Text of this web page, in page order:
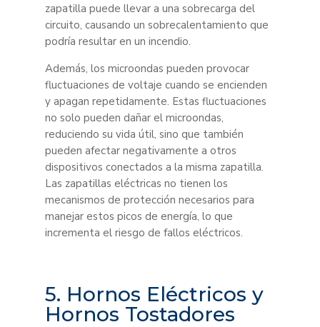
zapatilla puede llevar a una sobrecarga del
circuito, causando un sobrecalentamiento que
podría resultar en un incendio.
Además, los microondas pueden provocar
fluctuaciones de voltaje cuando se encienden
y apagan repetidamente. Estas fluctuaciones
no solo pueden dañar el microondas,
reduciendo su vida útil, sino que también
pueden afectar negativamente a otros
dispositivos conectados a la misma zapatilla.
Las zapatillas eléctricas no tienen los
mecanismos de protección necesarios para
manejar estos picos de energía, lo que
incrementa el riesgo de fallos eléctricos.
5. Hornos Eléctricos y
Hornos Tostadores